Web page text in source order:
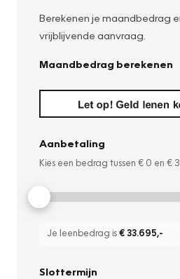
Berekenen je maandbedrag
vrijblijvende aanvraag.
Maandbedrag berekenen
Aanbetaling
Kies een bedrag tussen € 0 en €
Je leenbedrag is€ 33.695,-
Slottermijn